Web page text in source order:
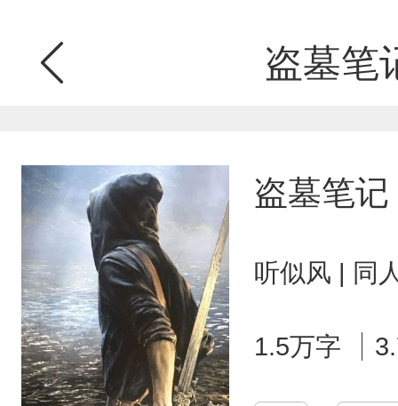
盗墓笔
盗墓笔
听似风 | 同
1.5万字